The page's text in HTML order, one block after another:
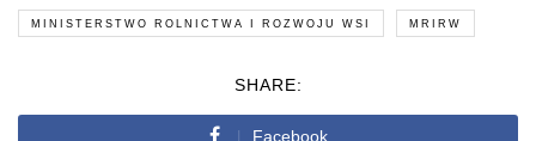
MINISTERSTWO ROLNICTWA I ROZWOJU WSI MRIRW
SHARE:
Facebook